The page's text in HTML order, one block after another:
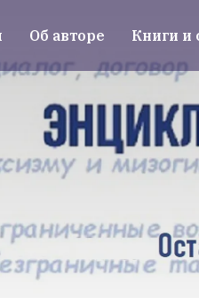
Об авторе Книги и